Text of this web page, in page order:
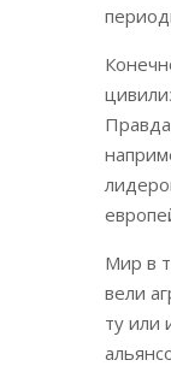
Мир в
вели
ту или